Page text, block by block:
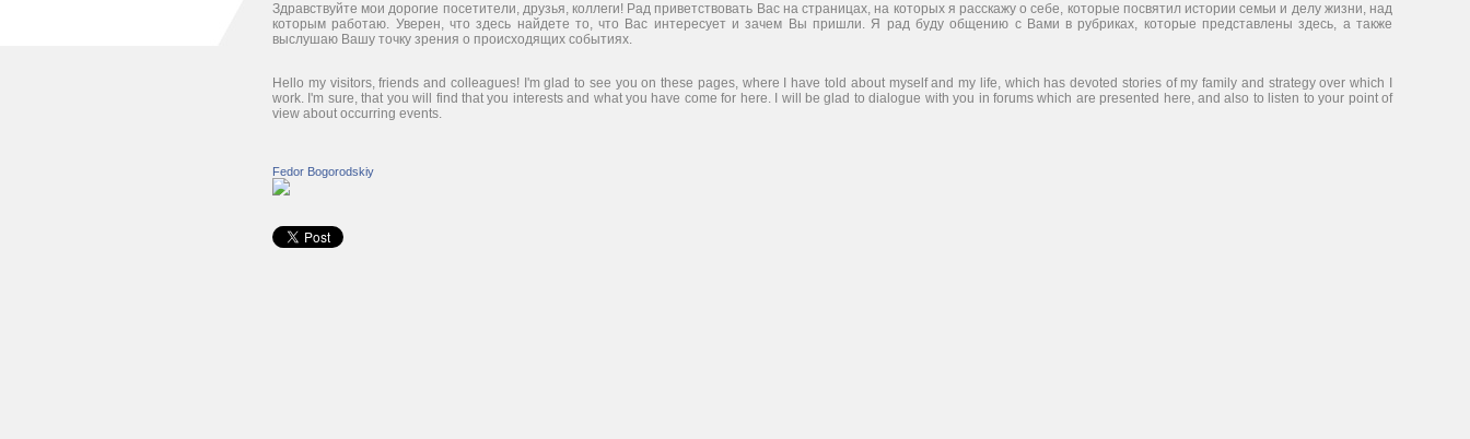
Здравствуйте мои дорогие посетители, друзья, коллеги! Рад приветствовать Вас на страницах, на которых я расскажу о себе, которые посвятил истории семьи и делу жизни, над
которым работаю. Уверен, что здесь найдете то, что Вас интересует и зачем Вы пришли. Я рад буду общению с Вами в рубриках, которые представлены здесь, а также
выслушаю Вашу точку зрения о происходящих событиях.
Hello my visitors, friends and colleagues! I'm glad to see you on these pages, where I have told about myself and my life, which has devoted stories of my family and strategy over which I
work. I'm sure, that you will find that you interests and what you have come for here. I will be glad to dialogue with you in forums which are presented here, and also to listen to your point of
view about occurring events.
Fedor Bogorodskiy